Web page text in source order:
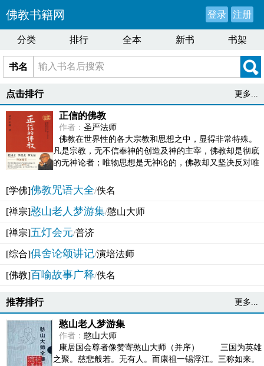
佛教书籍网 登录 注册
分类 排行 全本 新书 书架
书名
点击排行 更多...
正信的佛教
作者： 圣严法师
佛教在世界性的各大宗教和思想之中，显得非常特殊。
凡是宗教，无不信奉神的创造及神的主宰，佛教却是彻底
的无神论者；唯物思想是无神论的，佛教却又坚决反对唯
[学佛]佛教咒语大全/佚名
[禅宗]憨山老人梦游集/憨山大师
[禅宗]五灯会元/普济
[综合]俱舍论颂讲记/演培法师
[佛教]百喻故事广释/佚名
推荐排行 更多...
憨山老人梦游集
作者： 憨山大师
康居国会尊者像赞寄憨山大师（并序） 三国为英雄
之聚。慈悲般若。无有人。而康祖一锡浮江。三称如来。